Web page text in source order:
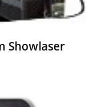
Showlaser